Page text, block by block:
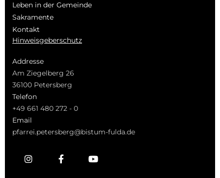
Leben in der Gemeinde
Sakramente
Kontakt
Hinweisgeberschutz
Addresse
Am Ziegelberg 26
36100 Petersberg
Telefon
+49 661 480 272 - 0
Email
pfarrei.petersberg@bistum-fulda.de